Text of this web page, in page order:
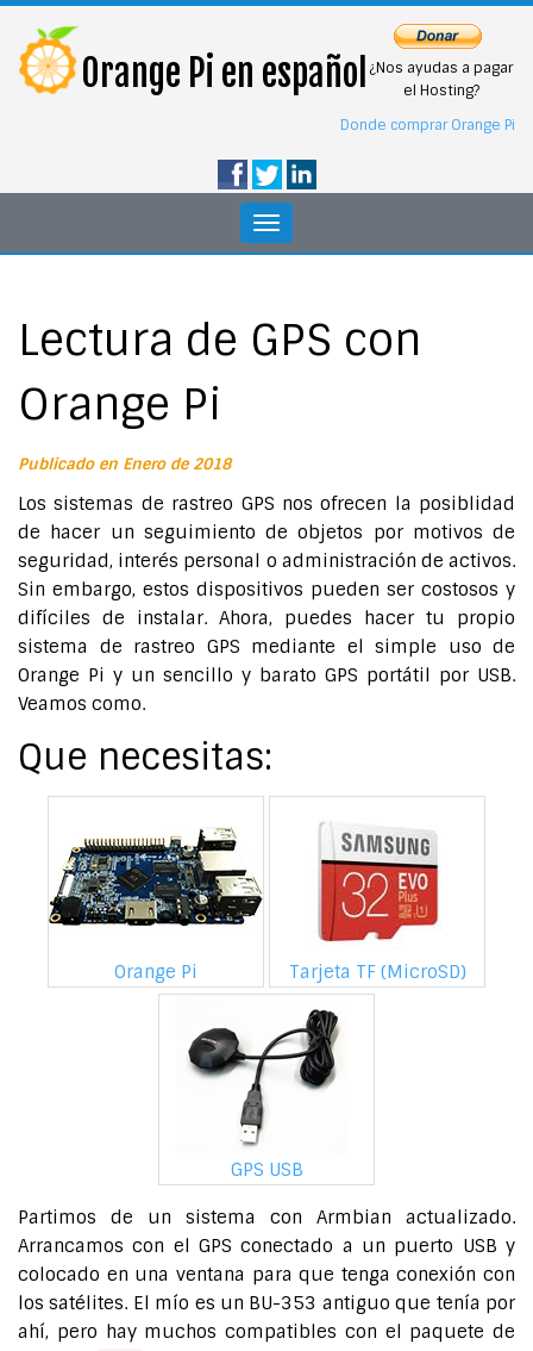
Orange Pi en español
Donde comprar Orange Pi
¿Nos ayudas a pagar
el Hosting?
Toggle
navigation
Lectura de GPS con
Orange Pi
Publicado en Enero de 2018
Los sistemas de rastreo GPS nos ofrecen la posiblidad
de hacer un seguimiento de objetos por motivos de
seguridad, interés personal o administración de activos.
Sin embargo, estos dispositivos pueden ser costosos y
difíciles de instalar. Ahora, puedes hacer tu propio
sistema de rastreo GPS mediante el simple uso de
Orange Pi y un sencillo y barato GPS portátil por USB.
Veamos como.
Que necesitas:
Orange Pi Tarjeta TF (MicroSD)
GPS USB
Partimos de un sistema con Armbian actualizado.
Arrancamos con el GPS conectado a un puerto USB y
colocado en una ventana para que tenga conexión con
los satélites. El mío es un BU-353 antiguo que tenía por
ahí, pero hay muchos compatibles con el paquete de